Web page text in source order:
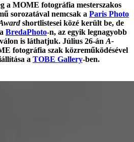
a MOME fotográfia mesterszakos
sorozatával nemcsak a Paris Photo
shortlistesei közé került be, de
BredaPhoto-n, az egyik legnagyobb
is láthatjuk. Július 26-án A-
fotográfia szak közreműködésével
a TOBE Gallery-ben.